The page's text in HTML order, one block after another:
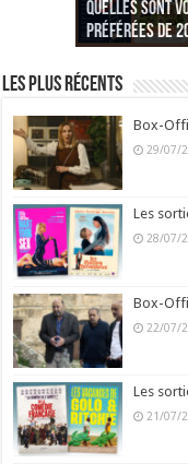
Quelles sont
préférées de
Quel est votre
Noël est une
Quelles sont
préférées de
Quel est votre
Quels sont vos
préférées ?
Quel est votre
Quel est votre
Les plus récents
Box-
29/07/
Les
28/07/
Box-
22/07/
Les
21/07/